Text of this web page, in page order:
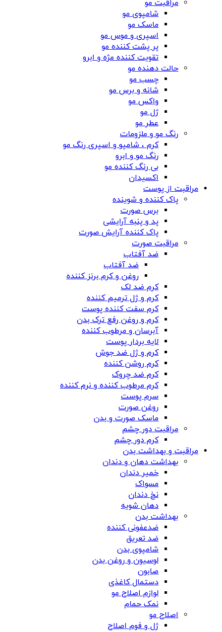
مراقبت مو
شامپوی مو
ماسک مو
اسپری و موس مو
پر پشت کننده مو
تقویت کننده مژه و ابرو
حالت دهنده مو
چسب مو
شانه‌ و برس مو
واکس مو
ژل مو
عطر مو
رنگ مو و ملزومات
کرم ، شامپو و اسپری رنگ مو
رنگ مو و ابرو
بی رنگ کننده مو
اکسیدان
مراقبت از پوست
پاک کننده و شوینده
برس صورت
پد و پنبه آرایشی
پاک کننده آرایش صورت
مراقبت صورت
ضد آفتاب
ضد آفتاب
روغن و کرم برنز کننده
کرم ضد لک
کرم و ژل ترمیم کننده
کرم سفت کننده پوست
کرم و روغن رفع ترک بدن
آبرسان و مرطوب کننده
لایه بردار پوست
کرم و ژل ضد جوش
کرم روشن کننده
کرم ضد چروک
کرم مرطوب کننده و نرم کننده
سرم پوست
روغن صورت
ماسک صورت و بدن
مراقبت دور چشم
کرم دور چشم
مراقبت و بهداشت بدن
بهداشت دهان و دندان
خمیر دندان
مسواک
نخ دندان
دهان شویه
بهداشت بدن
ضدعفونی کننده
ضد تعریق
شامپوی بدن
لوسیون و روغن بدن
صابون
دستمال کاغذی
لوازم اصلاح مو
نمک حمام
اصلاح مو
ژل و فوم اصلاح